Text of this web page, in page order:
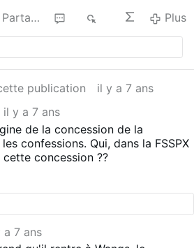
Partager Plus
publication
il y a 7 ans
il y a 7 ans
de la concession de la
confessions. Qui, dans la FSSPX
concession ??
a 7 ans